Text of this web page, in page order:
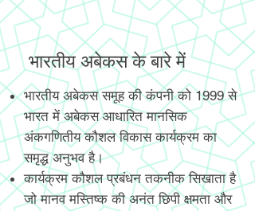
भारतीय अबेकस के बारे में
भारतीय अबेकस समूह की कंपनी को 1999 से
भारत में अबेकस आधारित मानसिक
अंकगणितीय कौशल विकास कार्यक्रम का
समृद्ध अनुभव है।
कार्यक्रम कौशल प्रबंधन तकनीक सिखाता है
जो मानव मस्तिष्क की अनंत छिपी क्षमता और